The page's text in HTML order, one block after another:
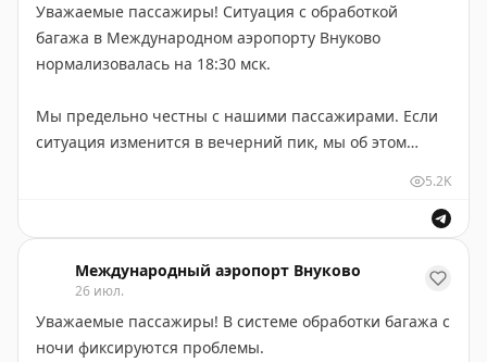
Уважаемые пассажиры! Мы приносим искренние
извинения за доставленные неудобства. Исправляем
ситуацию, делаем выводы.
сотрудников авиагавани.
Уважаемые пассажиры! Ситуация с обработкой
багажа в Международном аэропорту Внуково
нормализовалась на 18:30 мск.
Мы предельно честны с нашими пассажирами. Если
ситуация изменится в вечерний пик, мы об этом
проблемы. Кроме того, к распределению багажа мы
подключили дополнительные силы из числа
сотрудников.
Заметим, что не все рейсы задержаны из-за проблем
5.2K
Международный аэропорт Внуково
26 июл.
Уважаемые пассажиры! В системе обработки багажа с
ночи фиксируются проблемы.